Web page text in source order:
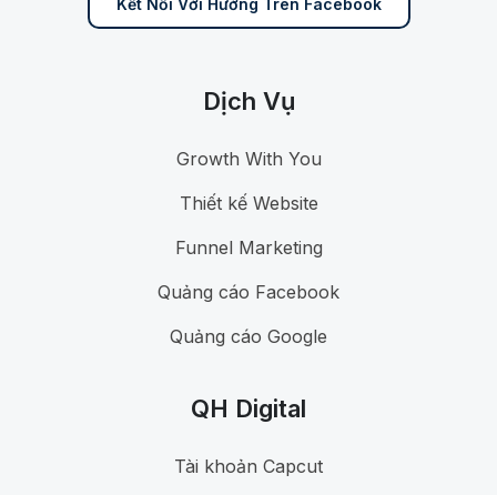
Kết Nối Với Hưởng Trên Facebook
Dịch Vụ
Growth With You
Thiết kế Website
Funnel Marketing
Quảng cáo Facebook
Quảng cáo Google
QH Digital
Tài khoản Capcut